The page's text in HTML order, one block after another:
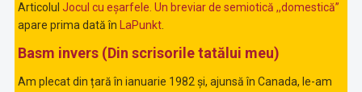
Articolul Jocul cu eșarfele. Un breviar de semiotică ,,domestică”
apare prima dată în
LaPunkt.
Basm invers (Din scrisorile tatălui meu)
Am plecat din țară în ianuarie 1982 și, ajunsă în Canada, le-am